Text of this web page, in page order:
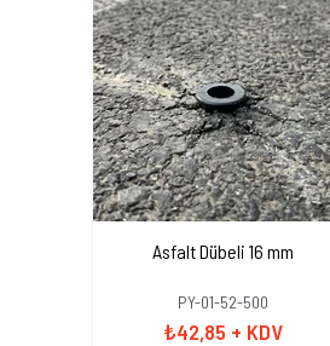
Asfalt Dübeli 16 mm
PY-01-52-500
₺42,85 + KDV